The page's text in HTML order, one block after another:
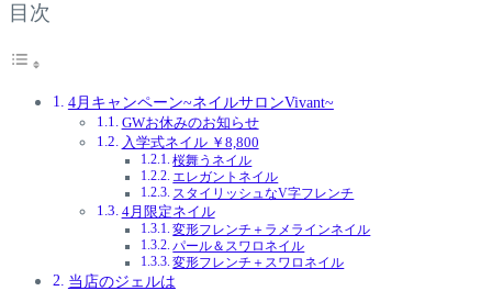
目次
4月キャンペーン~ネイルサロンVivant~
GWお休みのお知らせ
入学式ネイル ￥8,800
桜舞うネイル
エレガントネイル
スタイリッシュなV字フレンチ
4月限定ネイル
変形フレンチ＋ラメラインネイル
パール＆スワロネイル
変形フレンチ＋スワロネイル
当店のジェルは